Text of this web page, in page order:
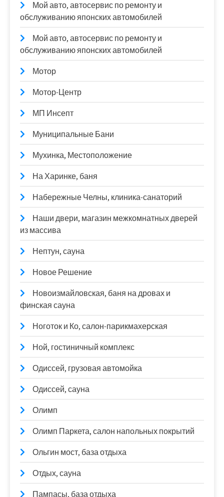
Мой авто, автосервис по ремонту и
обслуживанию японских автомобилей
Мой авто, автосервис по ремонту и
обслуживанию японских автомобилей
Мотор
Мотор-Центр
МП Инсепт
Муниципальные Бани
Мухинка, Местоположение
На Харинке, баня
Набережные Челны, клиника-санаторий
Наши двери, магазин межкомнатных дверей
из массива
Нептун, сауна
Новое Решение
Новоизмайловская, баня на дровах и
финская сауна
Ноготок и Ко, салон-парикмахерская
Ной, гостиничный комплекс
Одиссей, грузовая автомойка
Одиссей, сауна
Олимп
Олимп Паркета, салон напольных покрытий
Ольгин мост, база отдыха
Отдых, сауна
Пампасы, база отдыха